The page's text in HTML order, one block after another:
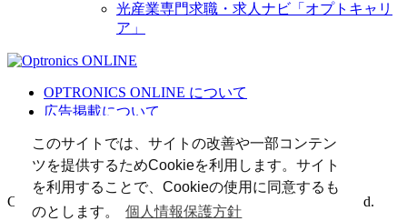
このサイトでは、サイトの改善や一部コンテン
ツを提供するためCookieを利用します。サイト
を利用することで、Cookieの使用に同意するも
のとします。
個人情報保護方針
光産業専門求職・求人ナビ「オプトキャリ
ア」
OPTRONICS ONLINE について
広告掲載について
個人情報
光関連リンク集
Copyright (C) 2025 The Optronics Co., Ltd. All rights reserved.